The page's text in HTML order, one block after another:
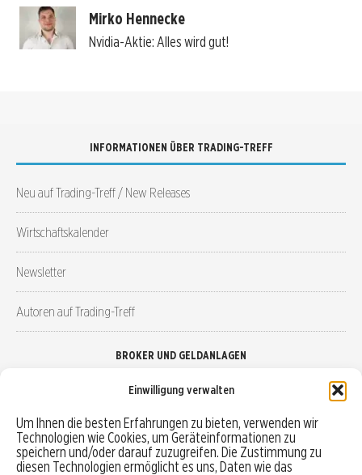
Einwilligung verwalten
Um Ihnen die besten Erfahrungen zu bieten, verwenden wir
Technologien wie Cookies, um Geräteinformationen zu
speichern und/oder darauf zuzugreifen. Die Zustimmung zu
diesen Technologien ermöglicht es uns, Daten wie das
Mirko Hennecke
Nvidia-Aktie: Alles wird gut!
INFORMATIONEN ÜBER TRADING-TREFF
Neu auf Trading-Treff / New Releases
Wirtschaftskalender
Newsletter
Autoren auf Trading-Treff
BROKER UND GELDANLAGEN
Robo-Advisor vergleichen